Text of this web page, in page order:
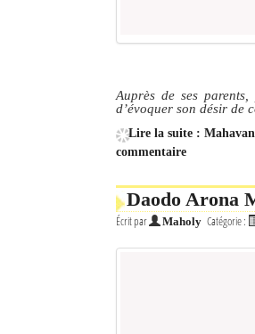
Auprès de ses
d’évoquer son désir de
Lire la suite :
commentaire
Daodo Arona
Écrit par Maholy Catégorie :